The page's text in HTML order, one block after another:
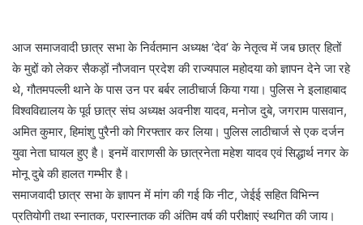
आज समाजवादी छात्र सभा के निर्वतमान अध्यक्ष ‘देव‘ के नेतृत्व में जब छात्र हितों
के मुद्दों को लेकर सैकड़ों नौजवान प्रदेश की राज्यपाल महोदया को ज्ञापन देने जा रहे
थे, गौतमपल्ली थाने के पास उन पर बर्बर लाठीचार्ज किया गया। पुलिस ने इलाहाबाद
विश्वविद्यालय के पूर्व छात्र संघ अध्यक्ष अवनीश यादव, मनोज दुबे, जगराम पासवान,
अमित कुमार, हिमांशु पुरैनी को गिरफ्तार कर लिया। पुलिस लाठीचार्ज से एक दर्जन
युवा नेता घायल हुए है। इनमें वाराणसी के छात्रनेता महेश यादव एवं सिद्धार्थ नगर के
मोनू दुबे की हालत गम्भीर है।
समाजवादी छात्र सभा के ज्ञापन में मांग की गई कि नीट, जेईई सहित विभिन्न
प्रतियोगी तथा स्नातक, परास्नातक की अंतिम वर्ष की परीक्षाएं स्थगित की जाय।